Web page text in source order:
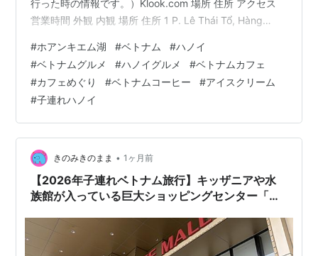
行った時の情報です。）Klook.com 場所 住所 アクセス
営業時間 外観 内観 場所 住所 1 P. Lê Thái Tổ, Hàng
エム湖のほとり 営業時間 8時〜22時 外観 今回の旅では
この「メリアハノイ Melia Hanoi」というホテルに泊まっ
ていました。↓ 旅行1日目に、ホアンキエム湖の周りをお
散歩してると、息子…
#ホアンキエム湖 #ベトナム #ハノイ
#ベトナムグルメ #ハノイグルメ #ベトナムカフェ
#カフェめぐり #ベトナムコーヒー #アイスクリーム
#子連れハノイ
きのみきのまま • 1ヶ月前
【2026年子連れベトナム旅行】キッザニアや水
族館が入っている巨大ショッピングセンター「ロ
ランチ！